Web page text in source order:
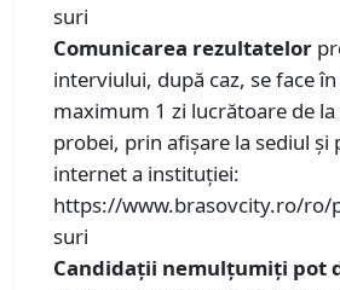
suri
Comunicarea rezultatelor
interviului, după caz, se face
maximum 1 zi lucrătoare de
probei, prin afișare la sediul și
internet a instituției:
https://www.brasovcity.ro/ro/
suri
Candidații nemulțumiți pot